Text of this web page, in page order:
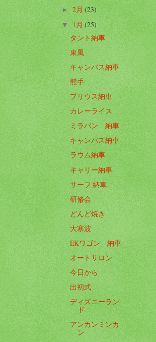
►2月(23)
▼1月(25)
タント納車
東風
キャンバス納車
熊手
プリウス納車
カレーライス
ミラバン 納車
キャンバス納車
ラウム納車
キャリー納車
サーフ 納車
研修会
どんど焼き
大寒波
EKワゴン 納車
オートサロン
今日から
出初式
ディズニーラン
ド
アンカンミンカ
ン